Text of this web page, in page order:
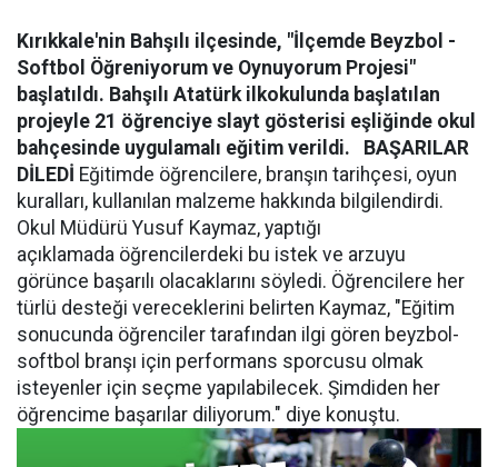
Kırıkkale'nin Bahşılı ilçesinde, "İlçemde Beyzbol -
Softbol Öğreniyorum ve Oynuyorum Projesi"
başlatıldı. Bahşılı Atatürk ilkokulunda başlatılan
projeyle 21 öğrenciye slayt gösterisi eşliğinde okul
bahçesinde uygulamalı eğitim verildi.
BAŞARILAR
DİLEDİ Eğitimde öğrencilere, branşın tarihçesi, oyun
kuralları, kullanılan malzeme hakkında bilgilendirdi.
Okul Müdürü Yusuf Kaymaz, yaptığı
açıklamada öğrencilerdeki bu istek ve arzuyu
görünce başarılı olacaklarını söyledi. Öğrencilere her
türlü desteği vereceklerini belirten Kaymaz, "Eğitim
sonucunda öğrenciler tarafından ilgi gören beyzbol-
softbol branşı için performans sporcusu olmak
isteyenler için seçme yapılabilecek. Şimdiden her
öğrencime başarılar diliyorum." diye konuştu.